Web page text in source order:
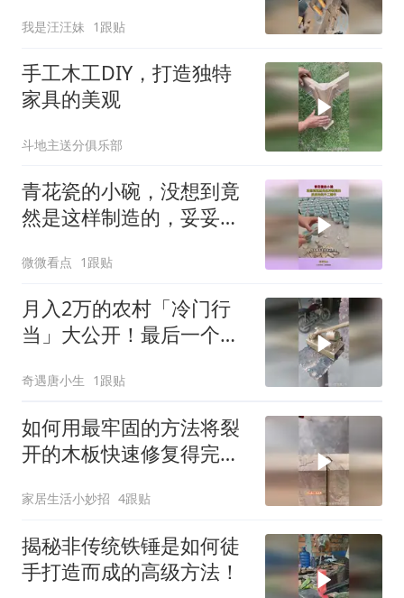
我是汪汪妹 1跟贴
手工木工DIY，打造独特
家具的美观
斗地主送分俱乐部
青花瓷的小碗，没想到竟
然是这样制造的，妥妥的
微微看点 1跟贴
月入2万的农村「冷门行
当」大公开！最后一个
奇遇唐小生 1跟贴
如何用最牢固的方法将裂
开的木板快速修复得完美
家居生活小妙招 4跟贴
揭秘非传统铁锤是如何徒
手打造而成的高级方法！